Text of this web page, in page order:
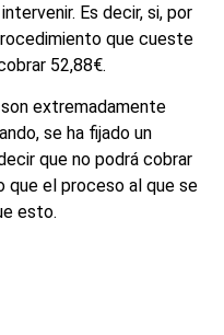
Es decir, si, por
que cueste
52,88€.
extremadamente
se ha fijado un
que no podrá cobrar
que el proceso al que se
esto.